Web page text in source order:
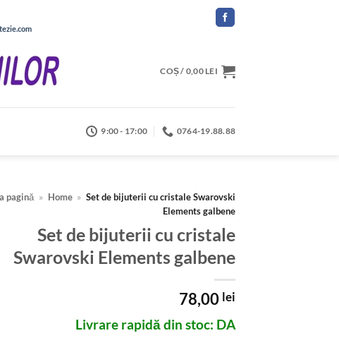
COȘ / 0,00 LEI
9:00 - 17:00 0764-19.88.88
pagină » Home » Set de bijuterii cu cristale Swarovski
Elements galbene
Set de bijuterii cu cristale
Swarovski Elements galbene
78,00 lei
Livrare rapidă din stoc: DA